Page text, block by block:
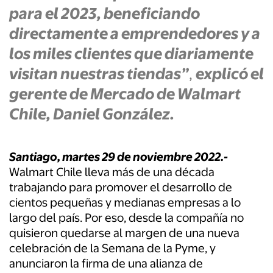
para el 2023, beneficiando
directamente a emprendedores y a
los miles clientes que diariamente
visitan nuestras tiendas”, explicó el
gerente de Mercado de Walmart
Chile, Daniel González.
Santiago, martes 29 de noviembre 2022.-
Walmart Chile lleva más de una década
trabajando para promover el desarrollo de
cientos pequeñas y medianas empresas a lo
largo del país. Por eso, desde la compañía no
quisieron quedarse al margen de una nueva
celebración de la Semana de la Pyme, y
anunciaron la firma de una alianza de